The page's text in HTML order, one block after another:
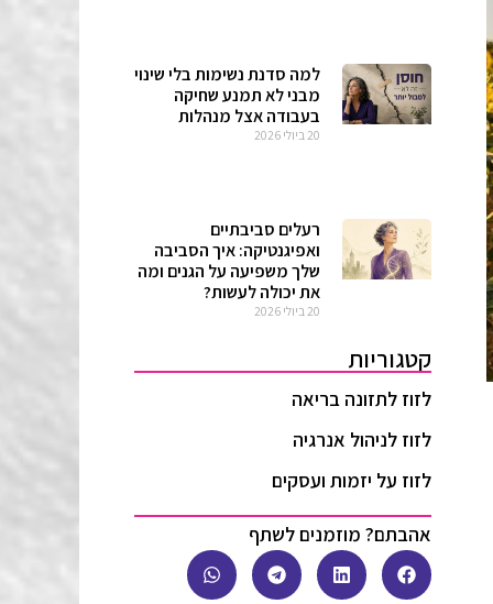
למה סדנת נשימות בלי שינוי
מבני לא תמנע שחיקה
בעבודה אצל מנהלות
20 ביולי 2026
רעלים סביבתיים
ואפיגנטיקה: איך הסביבה
שלך משפיעה על הגנים ומה
את יכולה לעשות?
20 ביולי 2026
קטגוריות
לזוז לתזונה בריאה
לזוז לניהול אנרגיה
לזוז על יזמות ועסקים
אהבתם? מוזמנים לשתף